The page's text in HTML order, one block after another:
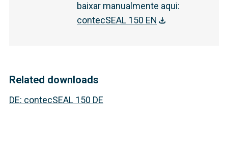
baixar manualmente aqui:
contecSEAL 150 EN
Related downloads
DE: contecSEAL 150 DE